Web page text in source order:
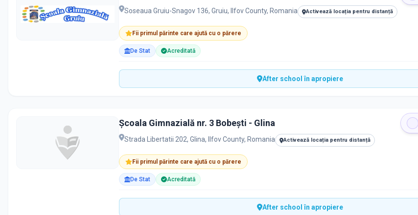
Soseaua Gruiu-Snagov 136, Gruiu, Ilfov County, Romania Activează locația pentru distanță
Fii primul părinte care ajută cu o părere
De Stat Acreditată
After school în apropiere
Școala Gimnazială nr. 3 Bobeşti - Glina
Strada Libertatii 202, Glina, Ilfov County, Romania Activează locația pentru distanță
Fii primul părinte care ajută cu o părere
De Stat Acreditată
After school în apropiere